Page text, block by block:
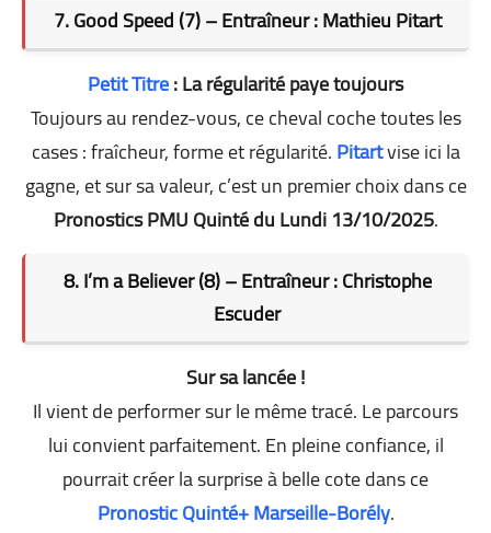
7. Good Speed (7) – Entraîneur : Mathieu Pitart
Petit Titre: La régularité paye toujours
Toujours au rendez-vous, ce cheval coche toutes les
cases : fraîcheur, forme et régularité.Pitartvise ici la
gagne, et sur sa valeur, c’est un premier choix dans ce
Pronostics PMU Quinté du Lundi 13/10/2025.
8. I’m a Believer (8) – Entraîneur : Christophe
Escuder
Sur sa lancée !
Il vient de performer sur le même tracé. Le parcours
lui convient parfaitement. En pleine confiance, il
pourrait créer la surprise à belle cote dans ce
Pronostic Quinté+ Marseille-Borély.